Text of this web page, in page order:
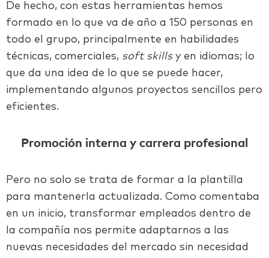
De hecho, con estas herramientas hemos
formado en lo que va de año a 150 personas en
todo el grupo, principalmente en habilidades
técnicas, comerciales, soft skillsy en idiomas; lo
que da una idea de lo que se puede hacer,
implementando algunos proyectos sencillos pero
eficientes.
Promoción interna y carrera profesional
Pero no solo se trata de formar a la plantilla
para mantenerla actualizada. Como comentaba
en un inicio, transformar empleados dentro de
la compañía nos permite adaptarnos a las
nuevas necesidades del mercado sin necesidad